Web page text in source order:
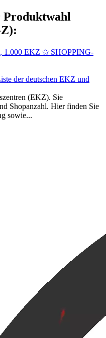
der deutschen EKZ und
(EKZ). Sie
Shopanzahl. Hier finden Sie
sowie...